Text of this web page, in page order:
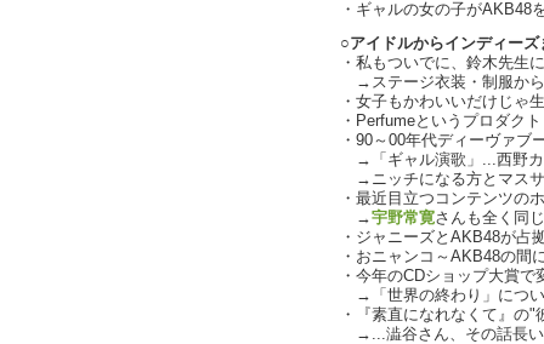
・ギャルの女の子がAKB48
○アイドルからインディー
・私もついでに、鈴木先生
→ステージ衣装・制服か
・女子もかわいいだけじゃ
・Perfumeというプロダク
・90～00年代ディーヴァブ
→「ギャル演歌」...西野カ
→ニッチになる方とマス
・最近目立つコンテンツの
→宇野常寛さんも全く同
・ジャニーズとAKB48が占
・おニャンコ～AKB48の間
・今年のCDショップ大賞
→「世界の終わり」につ
・『素直になれなくて』の
→...澁谷さん、その話長い